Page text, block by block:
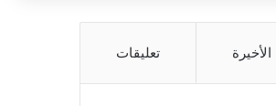
الأخيرة تعليقات